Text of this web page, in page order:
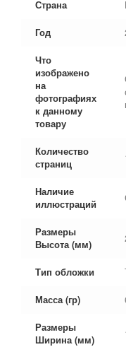
Страна
Год
Что
изображено
на
фотографиях
к данному
товару
Количество
страниц
Наличие
иллюстраций
Размеры
Высота (мм)
Тип обложки
Масса (гр)
Размеры
Ширина (мм)